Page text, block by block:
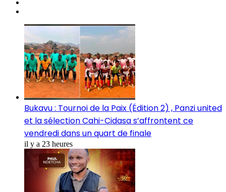
Bukavu : Tournoi de la Paix (Édition 2) , Panzi united
et la sélection Cahi-Cidasa s’affrontent ce
vendredi dans un quart de finale
il y a 23 heures